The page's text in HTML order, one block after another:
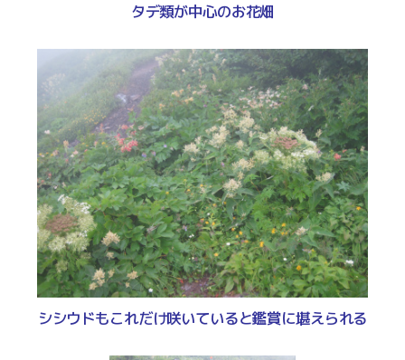
タデ類が中心のお花畑
シシウドもこれだけ咲いていると鑑賞に堪えられる